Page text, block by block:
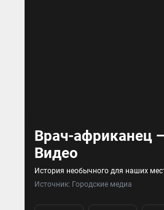
Врач-африканец
Видео
История необычного для наших
Источник: Городские медиа